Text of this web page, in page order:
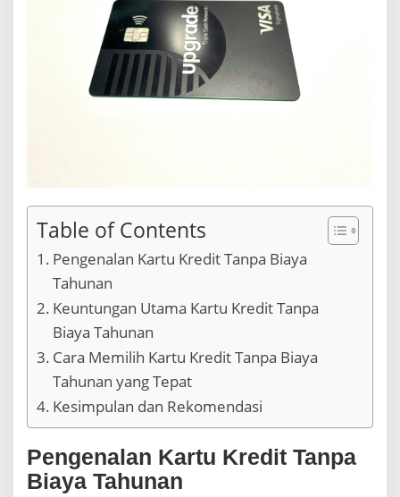
a
n
Table of Contents
Pengenalan Kartu Kredit Tanpa Biaya
Tahunan
Keuntungan Utama Kartu Kredit Tanpa
Biaya Tahunan
Cara Memilih Kartu Kredit Tanpa Biaya
Tahunan yang Tepat
Kesimpulan dan Rekomendasi
Pengenalan Kartu Kredit Tanpa
Biaya Tahunan